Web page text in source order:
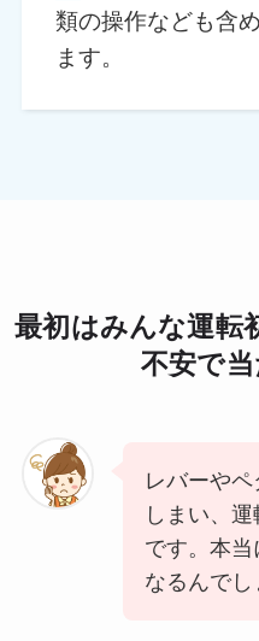
類の操作なども含
ます。
最初はみんな運転
不安で
レバーや
しまい、
です。本
なるんでし